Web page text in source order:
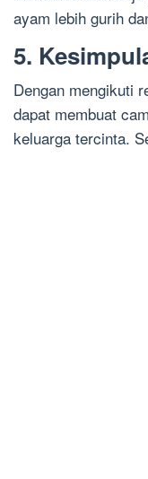
ayam lebih gurih
5.
Dengan mengikuti
dapat membuat
keluarga tercinta.